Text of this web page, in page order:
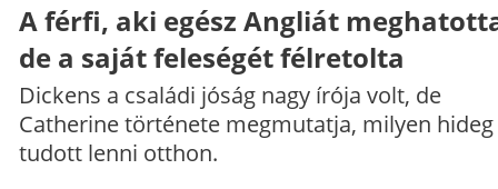
A férfi, aki egész Angliát
de a saját feleségét félretolta
Dickens a családi jóság nagy írója volt, de
Catherine története megmutatja, milyen hideg
tudott lenni otthon.